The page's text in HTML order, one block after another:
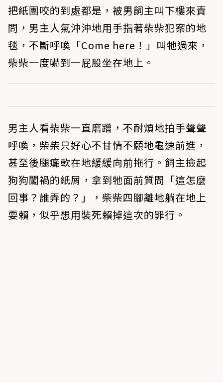
把紙團咬的到處都是，被男飼主叫下樓來責
問，男主人氣沖沖地用手指著柴柴犯案的地
毯，不斷呼喚「Come here！」叫牠過來，
柴柴一度嚇到一屁股坐在地上。
男主人看柴柴一直磨蹭，不耐煩地拍手聲聲
呼喚，柴柴只好心不甘情不願地龜速前進，
甚至後腿癱軟在地緩緩向前拖行。飼主撿起
狗狗闖禍的紙屑，拿到牠面前質問「這怎麼
回事？誰弄的？」，柴柴四腳離地躺在地上
耍賴，似乎想用裝死賴掉這次的罪行。